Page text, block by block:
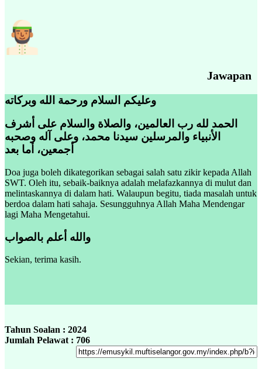
Jawapan
وعليكم السلام ورحمة الله وبركاته
الحمد لله رب العالمين، والصلاة والسلام على أشرف
الأنبياء والمرسلين سيدنا محمد، وعلى آله وصحبه
أجمعين، أما بعد
Doa juga boleh dikategorikan sebagai salah satu zikir kepada Allah
SWT. Oleh itu, sebaik-baiknya adalah melafazkannya di mulut dan
melintaskannya di dalam hati. Walaupun begitu, tiada masalah untuk
berdoa dalam hati sahaja. Sesungguhnya Allah Maha Mendengar
lagi Maha Mengetahui.
والله أعلم بالصواب
Sekian, terima kasih.
Tahun Soalan : 2024
Jumlah Pelawat : 706